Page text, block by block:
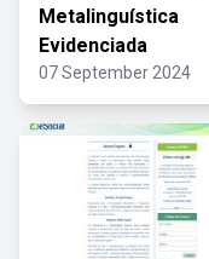
Metalinguística
Evidenciada
07 September 2024